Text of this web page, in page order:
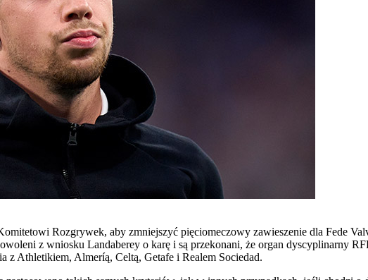
Rozgrywek, aby zmniejszyć pięciomeczowy zawieszenie dla Fede
z wniosku Landaberey o karę i są przekonani, że organ dyscyplinarny
z Athletikiem, Almeríą, Celtą, Getafe i Realem Sociedad.